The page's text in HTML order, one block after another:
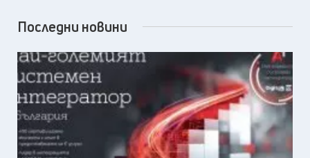
Последни новини